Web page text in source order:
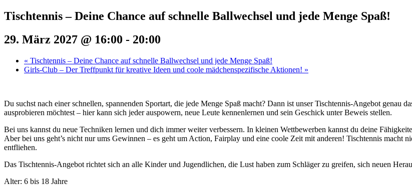
Tischtennis – Deine Chance auf schnelle Ballwechsel und jede Menge Spaß!
29. März 2027 @ 16:00 - 20:00
« Tischtennis – Deine Chance auf schnelle Ballwechsel und jede Menge Spaß!
Girls-Club – Der Treffpunkt für kreative Ideen und coole mädchenspezifische Aktionen! »
Du suchst nach einer schnellen, spannenden Sportart, die jede Menge Spaß macht? Dann ist unser Tischtennis-Angebot genau
ausprobieren möchtest – hier kann sich jeder auspowern, neue Leute kennenlernen und sein Geschick unter Beweis stellen.
Bei uns kannst du neue Techniken lernen und dich immer weiter verbessern. In kleinen Wettbewerben kannst du deine
Aber bei uns geht’s nicht nur ums Gewinnen – es geht um Action, Fairplay und eine coole Zeit mit anderen! Tischtennis
entfliehen.
Das Tischtennis-Angebot richtet sich an alle Kinder und Jugendlichen, die Lust haben zum Schläger zu greifen, sich neuen
Alter: 6 bis 18 Jahre